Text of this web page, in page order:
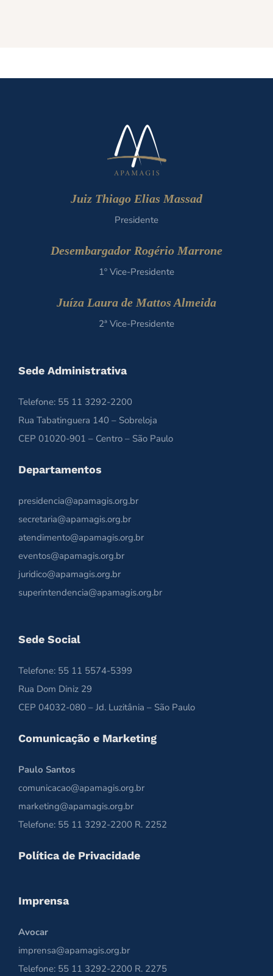
Juiz Thiago Elias Massad
Presidente
Desembargador Rogério Marrone
1º Vice-Presidente
Juíza Laura de Mattos Almeida
2ª Vice-Presidente
Sede Administrativa
Telefone: 55 11 3292-2200
Rua Tabatinguera 140 – Sobreloja
CEP 01020-901 – Centro – São Paulo
Departamentos
presidencia@apamagis.org.br
secretaria@apamagis.org.br
atendimento@apamagis.org.br
eventos@apamagis.org.br
juridico@apamagis.org.br
superintendencia@apamagis.org.br
Sede Social
Telefone: 55 11 5574-5399
Rua Dom Diniz 29
CEP 04032-080 – Jd. Luzitânia – São Paulo
Comunicação e Marketing
Paulo Santos
comunicacao@apamagis.org.br
marketing@apamagis.org.br
Telefone: 55 11 3292-2200 R. 2252
Política de Privacidade
Imprensa
Avocar
imprensa@apamagis.org.br
Telefone: 55 11 3292-2200 R. 2275